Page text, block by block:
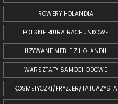
ROWERY HOLANDIA
POLSKIE BIURA RACHUNKOWE
UŻYWANE MEBLE Z HOLANDII
WARSZTATY SAMOCHODOWE
KOSMETYCZKI/FRYZJER/TATUAŻYSTA